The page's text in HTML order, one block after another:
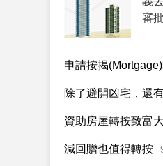
審
申請按揭
除了避開凶宅，還
資助房屋轉按致富
減回贈也值得轉按